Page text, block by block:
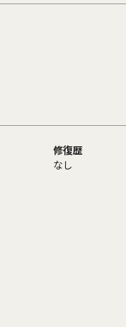
修復歴
なし